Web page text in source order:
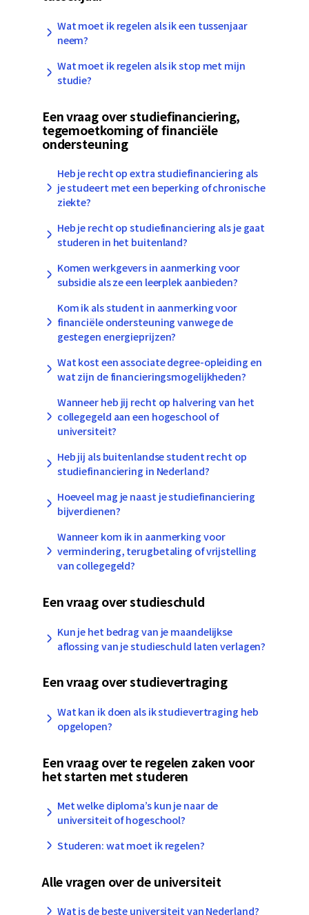
Wat moet ik regelen als ik een tussenjaar
neem?
Wat moet ik regelen als ik stop met mijn
studie?
Een vraag over studiefinanciering,
tegemoetkoming of financiële
ondersteuning
Heb je recht op extra studiefinanciering als
je studeert met een beperking of chronische
ziekte?
Heb je recht op studiefinanciering als je gaat
studeren in het buitenland?
Komen werkgevers in aanmerking voor
subsidie als ze een leerplek aanbieden?
Kom ik als student in aanmerking voor
financiële ondersteuning vanwege de
gestegen energieprijzen?
Wat kost een associate degree-opleiding en
wat zijn de financieringsmogelijkheden?
Wanneer heb jij recht op halvering van het
collegegeld aan een hogeschool of
universiteit?
Heb jij als buitenlandse student recht op
studiefinanciering in Nederland?
Hoeveel mag je naast je studiefinanciering
bijverdienen?
Wanneer kom ik in aanmerking voor
vermindering, terugbetaling of vrijstelling
van collegegeld?
Een vraag over studieschuld
Kun je het bedrag van je maandelijkse
aflossing van je studieschuld laten verlagen?
Een vraag over studievertraging
Wat kan ik doen als ik studievertraging heb
opgelopen?
Een vraag over te regelen zaken voor
het starten met studeren
Met welke diploma’s kun je naar de
universiteit of hogeschool?
Studeren: wat moet ik regelen?
Alle vragen over de universiteit
Wat is de beste universiteit van Nederland?